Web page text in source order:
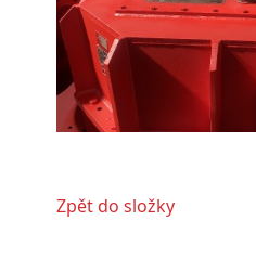
Zpět do složky